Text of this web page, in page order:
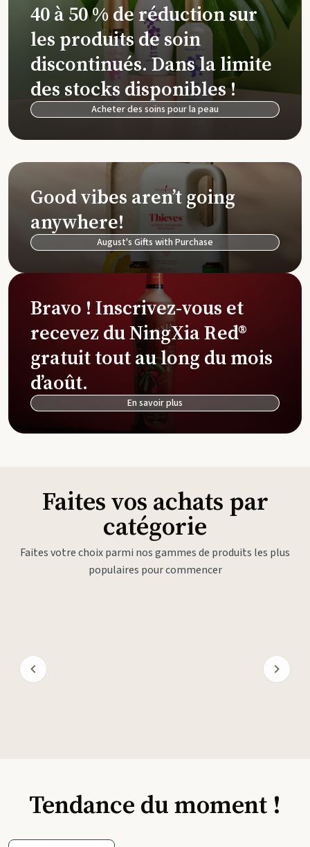
40 à 50 % de réduction sur
les produits de soin
discontinués. Dans la limite
des stocks disponibles !
Acheter des soins pour la peau
Good vibes aren’t going
anywhere!
August's Gifts with Purchase
Bravo ! Inscrivez-vous et
recevez du NingXia Red®
gratuit tout au long du mois
d’août.
En savoir plus
Faites vos achats par
catégorie
Faites votre choix parmi nos gammes de produits les plus
populaires pour commencer
Tendance du moment !